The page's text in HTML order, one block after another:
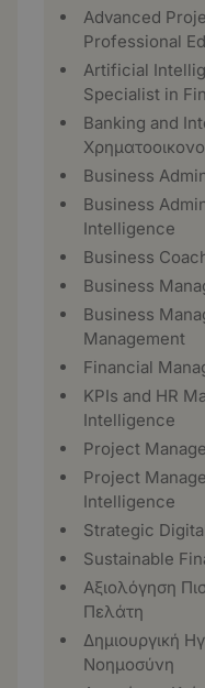
Advanced
Professional
Artificial
Specialist in
Banking and
Business
Business
Intelligence
Business
Business
Business
Management
Financial
KPIs and HR
Intelligence
Project
Project
Intelligence
Strategic
Sustainable
Αξιολόγηση
Πελάτη
Δημιουργική
Νοημοσύνη